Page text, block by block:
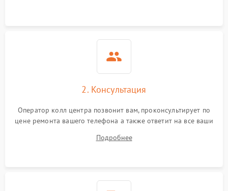
2. Консультация
Оператор колл центра позвонит вам, проконсультирует по
цене ремонта вашего телефона а также ответит на все ваши
Подробнее